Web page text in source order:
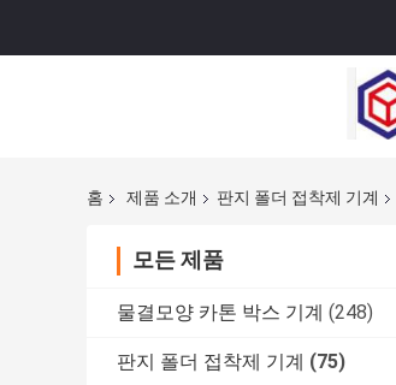
홈 제품 소개 판지 폴더 접착제 기계
모든 제품
물결모양 카톤 박스 기계 (248)
판지 폴더 접착제 기계 (75)